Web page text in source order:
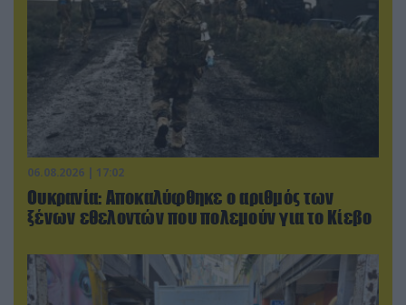
06.08.2026 | 17:02
Ουκρανία: Αποκαλύφθηκε ο αριθμός των
ξένων εθελοντών που πολεμούν για το Κίεβο